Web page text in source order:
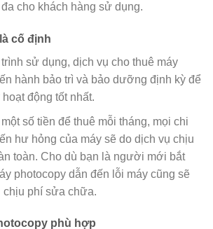
cho khách hàng sử dụng.
cố định
sử dụng, dịch vụ cho thuê máy
hành bảo trì và bảo dưỡng định kỳ để
động tốt nhất.
số tiền để thuê mỗi tháng, mọi chi
hư hỏng của máy sẽ do dịch vụ chịu
toàn. Cho dù bạn là người mới bắt
photocopy dẫn đến lỗi máy cũng sẽ
chịu phí sửa chữa.
phù hợp